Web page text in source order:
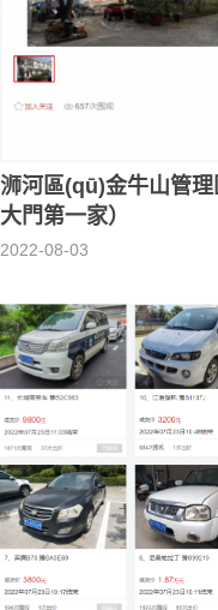
浉河區(qū)金牛山管
大門第一家）
2022-08-03